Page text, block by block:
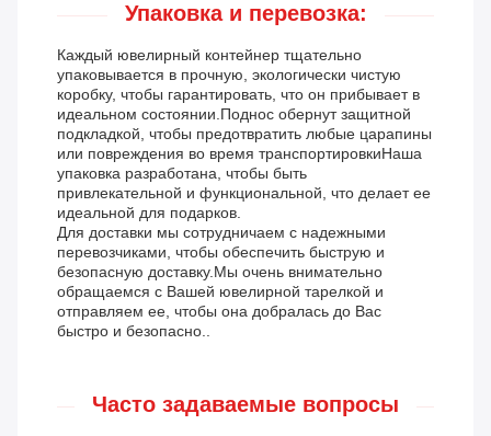
Упаковка и перевозка:
Каждый ювелирный контейнер тщательно
упаковывается в прочную, экологически чистую
коробку, чтобы гарантировать, что он прибывает в
идеальном состоянии.Поднос обернут защитной
подкладкой, чтобы предотвратить любые царапины
или повреждения во время транспортировкиНаша
упаковка разработана, чтобы быть
привлекательной и функциональной, что делает ее
идеальной для подарков.
Для доставки мы сотрудничаем с надежными
перевозчиками, чтобы обеспечить быструю и
безопасную доставку.Мы очень внимательно
обращаемся с Вашей ювелирной тарелкой и
отправляем ее, чтобы она добралась до Вас
быстро и безопасно..
Часто задаваемые вопросы